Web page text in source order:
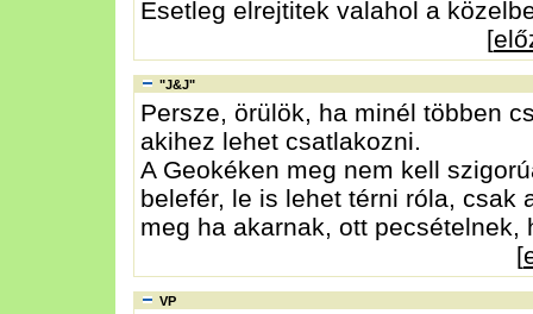
Esetleg elrejtitek valahol a
[
"J&J"
Persze, örülök, ha minél többen
akihez lehet csatlakozni.
A Geokéken meg nem kell
belefér, le is lehet térni róla, csak
meg ha akarnak, ott pecsételnek,
[
VP